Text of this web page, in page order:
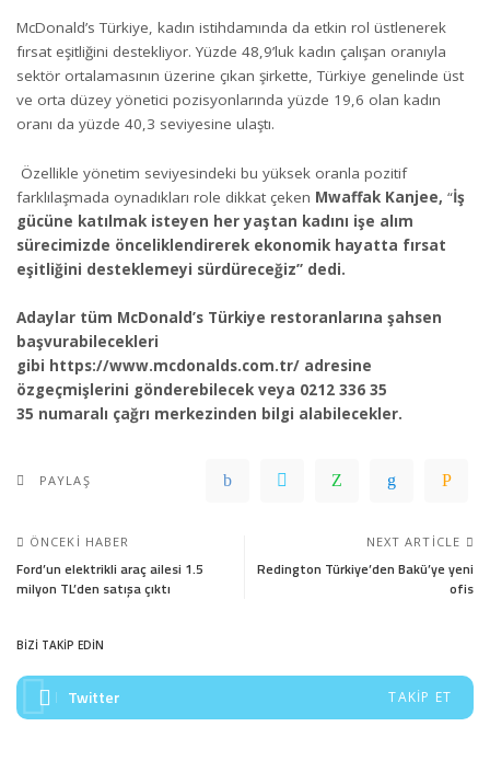
McDonald’s Türkiye, kadın istihdamında da etkin rol üstlenerek
fırsat eşitliğini destekliyor. Yüzde 48,9’luk kadın çalışan oranıyla
sektör ortalamasının üzerine çıkan şirkette, Türkiye genelinde üst
ve orta düzey yönetici pozisyonlarında yüzde 19,6 olan kadın
oranı da yüzde 40,3 seviyesine ulaştı.
Özellikle yönetim seviyesindeki bu yüksek oranla pozitif
farklılaşmada oynadıkları role dikkat çeken Mwaffak Kanjee, “İş
gücüne katılmak isteyen her yaştan kadını işe alım
sürecimizde önceliklendirerek ekonomik hayatta fırsat
eşitliğini desteklemeyi sürdüreceğiz” dedi.
Adaylar tüm McDonald’s Türkiye restoranlarına şahsen
başvurabilecekleri
gibi https://www.mcdonalds.com.tr/ adresine
özgeçmişlerini gönderebilecek veya 0212 336 35
35 numaralı çağrı merkezinden bilgi alabilecekler.
PAYLAŞ
ÖNCEKI HABER
Ford’un elektrikli araç ailesi 1.5
milyon TL’den satışa çıktı
NEXT ARTICLE
Redington Türkiye’den Bakü’ye yeni
ofis
BİZİ TAKİP EDİN
Twitter TAKIP ET